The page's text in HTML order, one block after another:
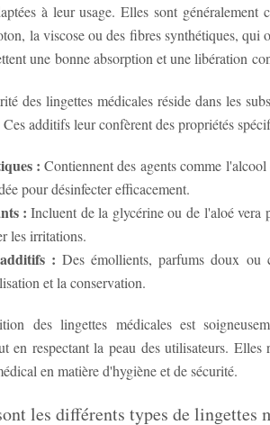
à leur usage. Elles sont généralement
la viscose ou des fibres synthétiques, qui
une bonne absorption et une libération
des lingettes médicales réside dans les
additifs leur confèrent des propriétés
: Contiennent des agents comme l'alcool éthylique, la chlorhexidine ou la
pour désinfecter efficacement.
: Incluent de la glycérine ou de l'aloé vera pour préserver l'hydratation de la
les irritations.
: Des émollients, parfums doux ou conservateurs pour améliorer le
et la conservation.
des lingettes médicales est
en respectant la peau des utilisateurs. Elles
en matière d'hygiène et de sécurité.
les différents types de lingettes